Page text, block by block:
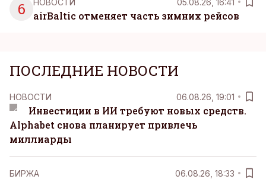
6 airBaltic отменяет часть зимних рейсов
ПОСЛЕДНИЕ НОВОСТИ
НОВОСТИ 06.08.26, 19:01
Инвестиции в ИИ требуют новых средств.
Alphabet снова планирует привлечь
миллиарды
БИРЖА 06.08.26, 18:33